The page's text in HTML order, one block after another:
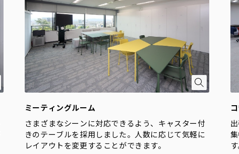
ミーティングルーム
さまざまなシーンに対応できるよう、キャスター付
きのテーブルを採用しました。人数に応じて気軽に
レイアウトを変更することができます。
す